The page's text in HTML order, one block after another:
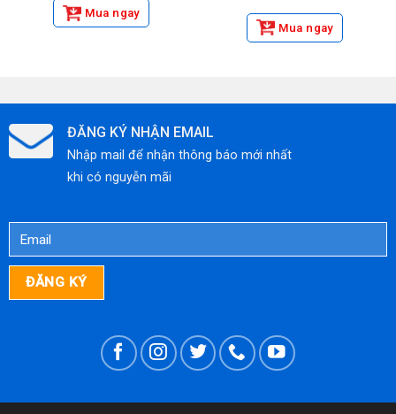
Mua ngay
Mua ngay
ĐĂNG KÝ NHẬN EMAIL
Nhập mail để nhận thông báo mới nhất
khi có nguyễn mãi